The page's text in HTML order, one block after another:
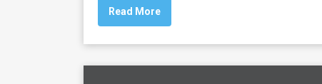
e
b
o
er
Read More